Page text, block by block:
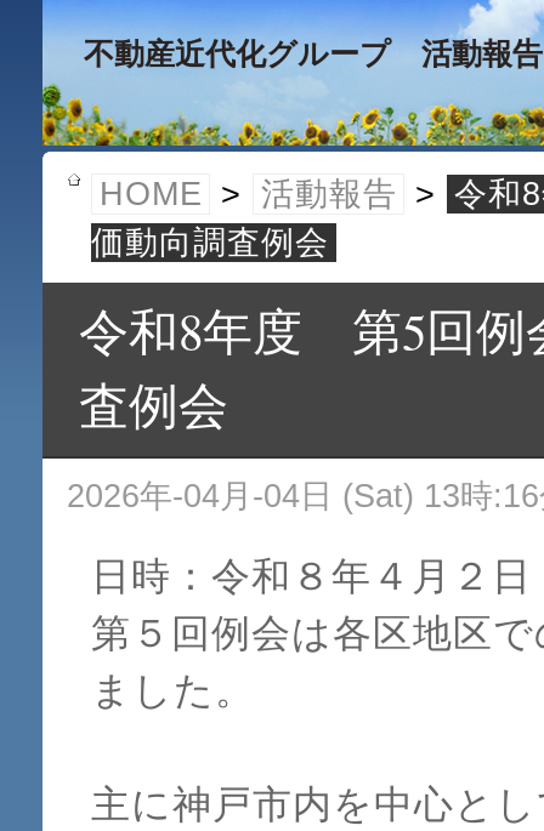
不動産近代化グループ 活動報告
HOME > 活動報告 > 令和
価動向調査例会
令和8年度 第5回
査例会
2026年-04月-04日 (Sat) 13時
日時：令和８年４月２
第５回例会は各区地区
ました。
主に神戸市内を中心と